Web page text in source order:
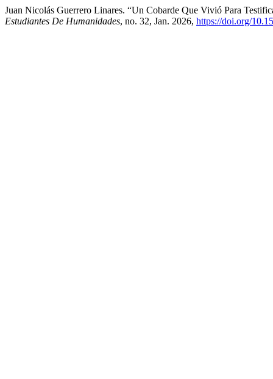
Juan Nicolás Guerrero Linares. “Un Cobarde Que Vivió Para
Estudiantes De Humanidades, no. 32, Jan. 2026, https://doi.org/